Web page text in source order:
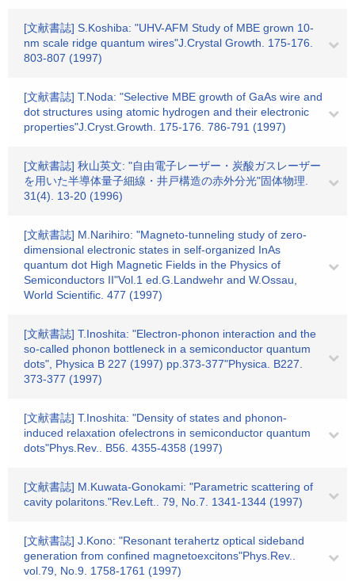
[文献書誌] S.Koshiba: "UHV-AFM Study of MBE grown 10-
nm scale ridge quantum wires"J.Crystal Growth. 175-176.
803-807 (1997)
[文献書誌] T.Noda: "Selective MBE growth of GaAs wire and
dot structures using atomic hydrogen and their electronic
properties"J.Cryst.Growth. 175-176. 786-791 (1997)
[文献書誌] 秋山英文: "自由電子レーザー・炭酸ガスレーザー
を用いた半導体量子細線・井戸構造の赤外分光"固体物理.
31(4). 13-20 (1996)
[文献書誌] M.Narihiro: "Magneto-tunneling study of zero-
dimensional electronic states in self-organized InAs
quantum dot High Magnetic Fields in the Physics of
Semiconductors II"Vol.1 ed.G.Landwehr and W.Ossau,
World Scientific. 477 (1997)
[文献書誌] T.Inoshita: "Electron-phonon interaction and the
so-called phonon bottleneck in a semiconductor quantum
dots", Physica B 227 (1997) pp.373-377"Physica. B227.
373-377 (1997)
[文献書誌] T.Inoshita: "Density of states and phonon-
induced relaxation ofelectrons in semiconductor quantum
dots"Phys.Rev.. B56. 4355-4358 (1997)
[文献書誌] M.Kuwata-Gonokami: "Parametric scattering of
cavity polaritons."Rev.Left.. 79, No.7. 1341-1344 (1997)
[文献書誌] J.Kono: "Resonant terahertz optical sideband
generation from confined magnetoexcitons"Phys.Rev..
vol.79, No.9. 1758-1761 (1997)